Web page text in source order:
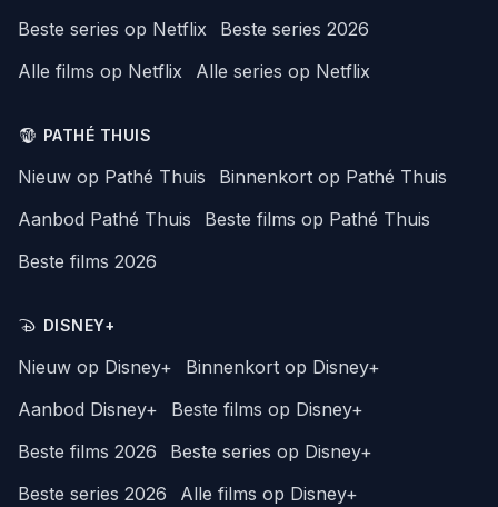
Beste series op Netflix
Beste series 2026
Alle films op Netflix
Alle series op Netflix
PATHÉ THUIS
Nieuw op Pathé Thuis
Binnenkort op Pathé Thuis
Aanbod Pathé Thuis
Beste films op Pathé Thuis
Beste films 2026
DISNEY+
Nieuw op Disney+
Binnenkort op Disney+
Aanbod Disney+
Beste films op Disney+
Beste films 2026
Beste series op Disney+
Beste series 2026
Alle films op Disney+